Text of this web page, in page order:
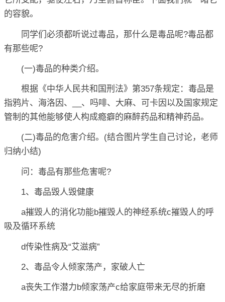
的容貌。
同学们必须都听说过毒品，那什么是毒品呢?毒品都
有那些呢?
(一)毒品的种类介绍。
根据《中华人民共和国刑法》第357条规定：毒品是
指鸦片、海洛因、__、吗啡、大麻、可卡因以及国家规定
管制的其他能够使人构成瘾癖的麻醉药品和精神药品。
(二)毒品的危害介绍。(结合图片学生自己讨论，老师
归纳小结)
问：毒品有那些危害呢?
1、毒品毁人毁健康
a摧毁人的消化功能b摧毁人的神经系统c摧毁人的呼
吸及循环系统
d传染性病及“艾滋病”
2、毒品令人倾家荡产，家破人亡
a丧失工作潜力b倾家荡产c给家庭带来无尽的折磨